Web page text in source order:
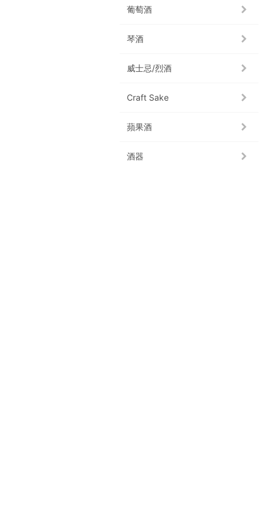
葡萄酒
琴酒
威士忌/烈酒
Craft Sake
蘋果酒
酒器